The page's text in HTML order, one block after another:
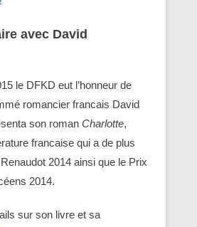
avec David
le DFKD eut l’honneur de
romancier francais David
son roman Charlotte,
francaise qui a de plus
2014 ainsi que le Prix
2014.
sur son livre et sa